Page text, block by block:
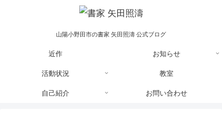
山陽小野田市の書家 矢田照濤 公式ブログ
近作 お知らせ
活動状況 教室
自己紹介 お問い合わせ